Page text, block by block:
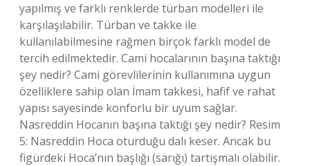
yapılmış ve farklı renklerde türban modelleri ile
karşılaşılabilir. Türban ve takke ile
kullanılabilmesine rağmen birçok farklı model de
tercih edilmektedir. Cami hocalarının başına taktığı
şey nedir? Cami görevlilerinin kullanımına uygun
özelliklere sahip olan İmam takkesi, hafif ve rahat
yapısı sayesinde konforlu bir uyum sağlar.
Nasreddin Hocanın başına taktığı şey nedir? Resim
5: Nasreddin Hoca oturduğu dalı keser. Ancak bu
figürdeki Hoca’nın başlığı (sarığı) tartışmalı olabilir.